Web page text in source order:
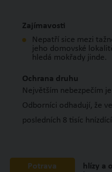
Zajímavosti
Nepatří sice mezi
jeho domovské
hledá mokřady jinde.
Ochrana druhu
Největším nebezpečím
Odborníci odhadují, že
posledních 8 tisíc
Potrava
hlízy a